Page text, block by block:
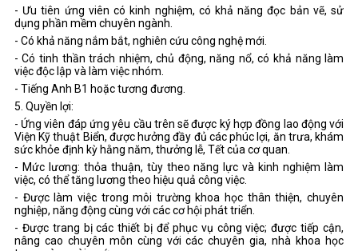
- Ưu tiên ứng viên có kinh nghiệm, có khả năng đọc bản vẽ, sử
dụng phần mềm chuyên ngành.
- Có khả năng nắm bắt, nghiên cứu công nghệ mới.
- Có tinh thần trách nhiệm, chủ động, năng nổ, có khả năng làm
việc độc lập và làm việc nhóm.
- Tiếng Anh B1 hoặc tương đương.
5. Quyền lợi:
- Ứng viên đáp ứng yêu cầu trên sẽ được ký hợp đồng lao động với
Viện Kỹ thuật Biển, được hưởng đầy đủ các phúc lợi, ăn trưa, khám
sức khỏe định kỳ hằng năm, thưởng lễ, Tết của cơ quan.
- Mức lương: thỏa thuận, tùy theo năng lực và kinh nghiệm làm
việc, có thể tăng lương theo hiệu quả công việc.
- Được làm việc trong môi trường khoa học thân thiện, chuyên
nghiệp, năng động cùng với các cơ hội phát triển.
- Được trang bị các thiết bị để phục vụ công việc; được tiếp cận,
nâng cao chuyên môn cùng với các chuyên gia, nhà khoa học